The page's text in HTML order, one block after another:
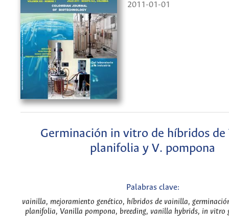
2011-01-01
Germinación in vitro de híbridos de
planifolia y V. pompona
Palabras clave:
vainilla, mejoramiento genético, híbridos de vainilla,
planifolia, Vanilla pompona, breeding, vanilla hybrids, in vitro